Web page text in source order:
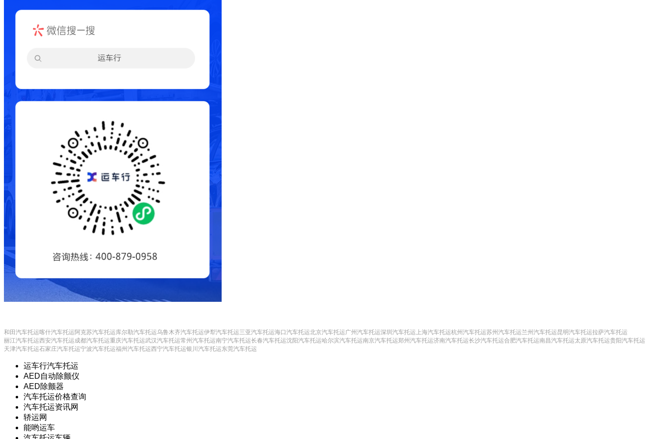
和田汽车托运喀什汽车托运阿克苏汽车托运库尔勒汽车托运乌鲁木齐汽车托运伊犁汽车托运三亚汽车托运海口汽车托运北京汽车托运广州汽车托运深圳汽车托运 上海汽车托运杭州汽车托运苏州汽车托运兰州汽车托运昆明汽车托运拉萨汽车托运
丽江汽车托运西安汽车托运成都汽车托运重庆汽车托运武汉汽车托运常州汽车托运南宁汽车托运长春汽车托运沈阳汽车托运哈尔滨汽车托运南京汽车托运郑州汽车托运济南汽车托运长沙汽车托运合肥汽车托运南昌汽车托运太原汽车托运贵阳汽车托运
天津汽车托运石家庄汽车托运宁波汽车托运福州汽车托运西宁汽车托运银川汽车托运东莞汽车托运
运车行汽车托运
AED自动除颤仪
AED除颤器
汽车托运价格查询
汽车托运资讯网
轿运网
能哟运车